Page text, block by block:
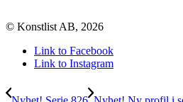
© Konstlist AB, 2026
Link to Facebook
Link to Instagram